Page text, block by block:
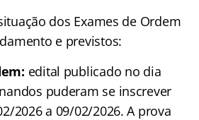
dos Exames de Ordem
e previstos:
edital publicado no dia
puderam se inscrever
2026 a 09/02/2026. A prova